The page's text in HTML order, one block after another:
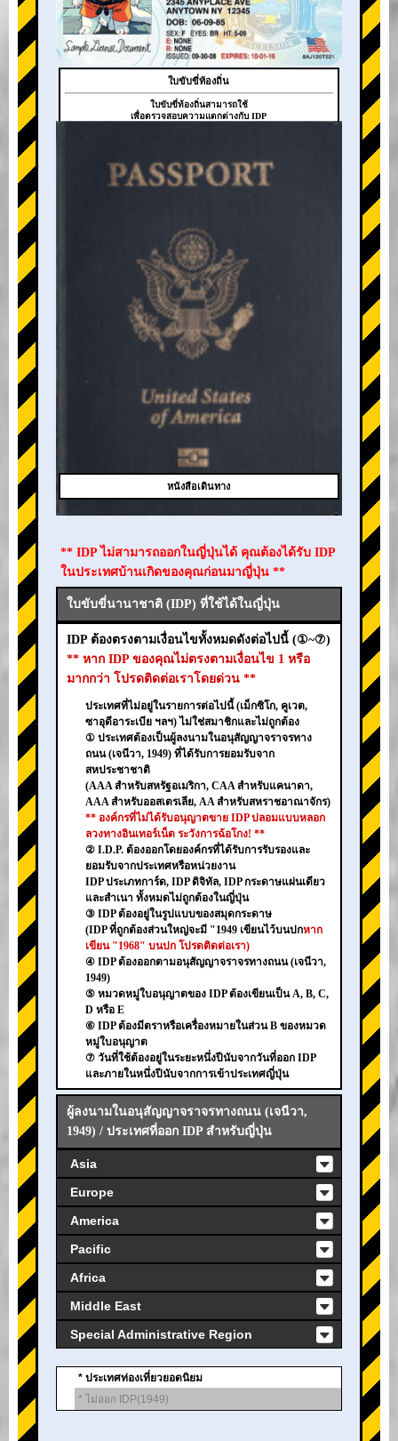
+
ใบขับขี่ท้องถิ่น
ใบขับขี่ท้องถิ่นสามารถใช้
เพื่อตรวจสอบความแตกต่างกับ IDP
หนังสือเดินทาง
** IDP ไม่สามารถออกในญี่ปุ่นได้ คุณต้องได้รับ IDP
ในประเทศบ้านเกิดของคุณก่อนมาญี่ปุ่น **
ใบขับขี่นานาชาติ (IDP) ที่ใช้ได้ในญี่ปุ่น
IDP ต้องตรงตามเงื่อนไขทั้งหมดดังต่อไปนี้ (①~⑦)
** หาก IDP ของคุณไม่ตรงตามเงื่อนไข 1 หรือ
มากกว่า โปรดติดต่อเราโดยด่วน **
ประเทศที่ไม่อยู่ในรายการต่อไปนี้ (เม็กซิโก, คูเวต,
ซาอุดีอาระเบีย ฯลฯ) ไม่ใช่สมาชิกและไม่ถูกต้อง
① ประเทศต้องเป็นผู้ลงนามในอนุสัญญาจราจรทาง
ถนน (เจนีวา, 1949) ที่ได้รับการยอมรับจาก
สหประชาชาติ
(AAA สำหรับสหรัฐอเมริกา, CAA สำหรับแคนาดา,
AAA สำหรับออสเตรเลีย, AA สำหรับสหราชอาณาจักร)
** องค์กรที่ไม่ได้รับอนุญาตขาย IDP ปลอมแบบหลอก
ลวงทางอินเทอร์เน็ต ระวังการฉ้อโกง! **
② I.D.P. ต้องออกโดยองค์กรที่ได้รับการรับรองและ
ยอมรับจากประเทศหรือหน่วยงาน
IDP ประเภทการ์ด, IDP ดิจิทัล, IDP กระดาษแผ่นเดียว
และสำเนา ทั้งหมดไม่ถูกต้องในญี่ปุ่น
③ IDP ต้องอยู่ในรูปแบบของสมุดกระดาษ
(IDP ที่ถูกต้องส่วนใหญ่จะมี "1949 เขียนไว้บนปกหาก
เขียน "1968" บนปก โปรดติดต่อเรา)
④ IDP ต้องออกตามอนุสัญญาจราจรทางถนน (เจนีวา,
1949)
⑤ หมวดหมู่ใบอนุญาตของ IDP ต้องเขียนเป็น A, B, C,
D หรือ E
⑥ IDP ต้องมีตราหรือเครื่องหมายในส่วน B ของหมวด
หมู่ใบอนุญาต
⑦ วันที่ใช้ต้องอยู่ในระยะหนึ่งปีนับจากวันที่ออก IDP
และภายในหนึ่งปีนับจากการเข้าประเทศญี่ปุ่น
ผู้ลงนามในอนุสัญญาจราจรทางถนน (เจนีวา,
1949) / ประเทศที่ออก IDP สำหรับญี่ปุ่น
Asia
Europe
America
Pacific
Africa
Middle East
Special Administrative Region
* ประเทศท่องเที่ยวยอดนิยม
* ไม่ออก IDP(1949)